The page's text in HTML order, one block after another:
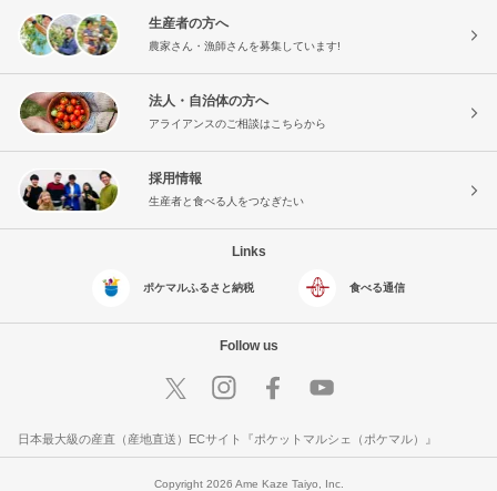
生産者の方へ
農家さん・漁師さんを募集しています!
法人・自治体の方へ
アライアンスのご相談はこちらから
採用情報
生産者と食べる人をつなぎたい
Links
ポケマルふるさと納税 食べる通信
Follow us
日本最大級の産直（産地直送）ECサイト『ポケットマルシェ（ポケマル）』
Copyright 2026 Ame Kaze Taiyo, Inc.